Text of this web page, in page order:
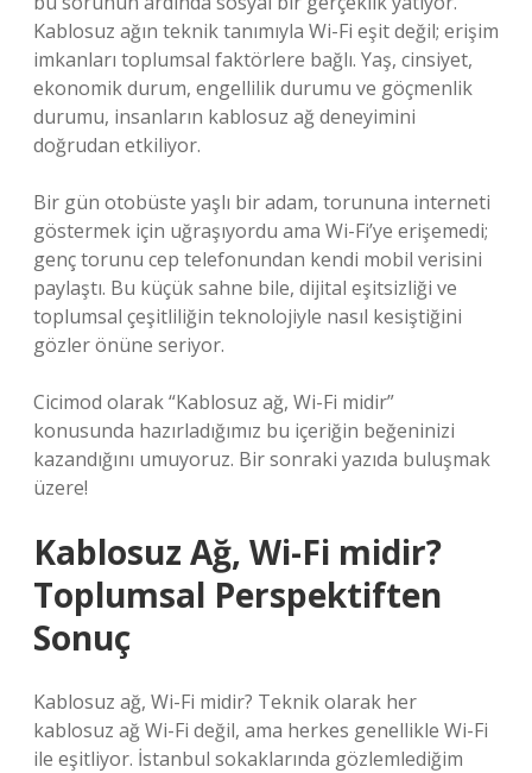
Kablosuz ağın teknik tanımıyla Wi-Fi eşit değil; erişim
imkanları toplumsal faktörlere bağlı. Yaş, cinsiyet,
ekonomik durum, engellilik durumu ve göçmenlik
durumu, insanların kablosuz ağ deneyimini
doğrudan etkiliyor.
Bir gün otobüste yaşlı bir adam, torununa interneti
göstermek için uğraşıyordu ama Wi-Fi’ye erişemedi;
genç torunu cep telefonundan kendi mobil verisini
paylaştı. Bu küçük sahne bile, dijital eşitsizliği ve
toplumsal çeşitliliğin teknolojiyle nasıl kesiştiğini
gözler önüne seriyor.
Cicimod olarak “Kablosuz ağ, Wi-Fi midir”
konusunda hazırladığımız bu içeriğin beğeninizi
kazandığını umuyoruz. Bir sonraki yazıda buluşmak
üzere!
Kablosuz Ağ, Wi-Fi midir?
Toplumsal Perspektiften
Sonuç
Kablosuz ağ, Wi-Fi midir? Teknik olarak her
kablosuz ağ Wi-Fi değil, ama herkes genellikle Wi-Fi
ile eşitliyor. İstanbul sokaklarında gözlemlediğim